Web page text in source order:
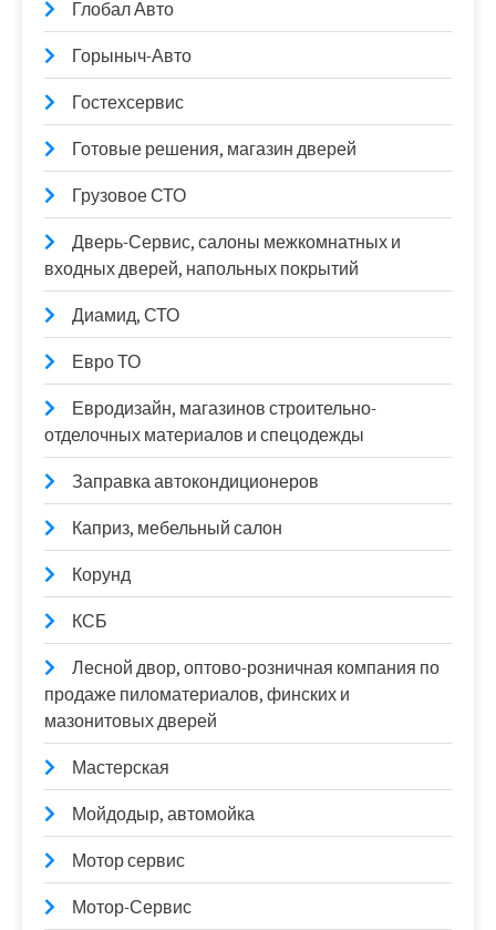
Глобал Авто
Горыныч-Авто
Гостехсервис
Готовые решения, магазин дверей
Грузовое СТО
Дверь-Сервис, салоны межкомнатных и
входных дверей, напольных покрытий
Диамид, СТО
Евро ТО
Евродизайн, магазинов строительно-
отделочных материалов и спецодежды
Заправка автокондиционеров
Каприз, мебельный салон
Корунд
КСБ
Лесной двор, оптово-розничная компания по
продаже пиломатериалов, финских и
мазонитовых дверей
Мастерская
Мойдодыр, автомойка
Мотор сервис
Мотор-Сервис